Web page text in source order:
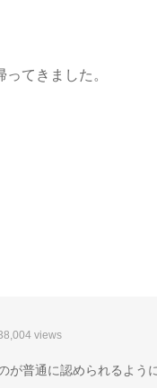
てきました。
views
が普通に認められるよう